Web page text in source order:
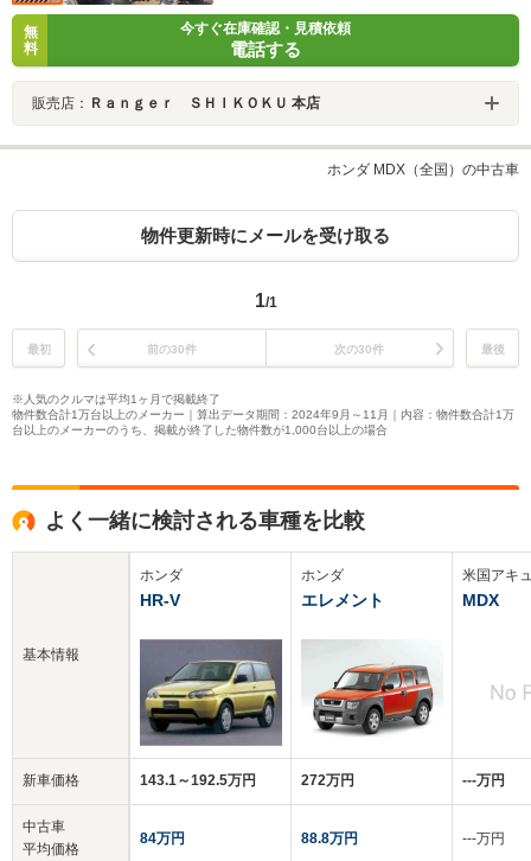
無
料
今すぐ在庫確認・見積依頼
電話する
販売店： Ｒａｎｇｅｒ ＳＨＩＫＯＫＵ 本店
ホンダ MDX（全国）の中古車
物件更新時にメールを受け取る
1/1
最初 前の30件 次の30件 最後
※人気のクルマは平均1ヶ月で掲載終了
物件数合計1万台以上のメーカー｜算出データ期間：2024年9月～11月｜内容：物件数合計1万
台以上のメーカーのうち、掲載が終了した物件数が1,000台以上の場合
よく一緒に検討される車種を比較
基本情報
新車価格
中古車
平均価格
ホンダ
HR-V
143.1～192.5万円
84万円
ホンダ
エレメント
272万円
88.8万円
米国アキ
MDX
‐‐‐万円
‐‐‐万円